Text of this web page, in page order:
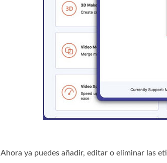
Ahora ya puedes añadir, editar o eliminar las